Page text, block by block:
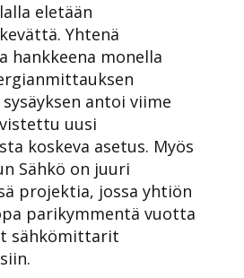
eletään
Yhtenä
hankkeena monella
antoi viime
uusi
koskeva asetus. Myös
Sähkö on juuri
projektia, jossa yhtiön
parikymmentä vuotta
sähkömittarit